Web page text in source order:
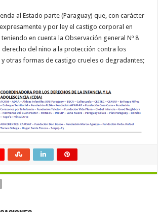
al Estado parte (Paraguay) que, con carácter
y por ley el castigo corporal en
en cuenta la Observación general Nº 8
derecho del niño a la protección contra los
otras formas de castigo crueles o degradantes;